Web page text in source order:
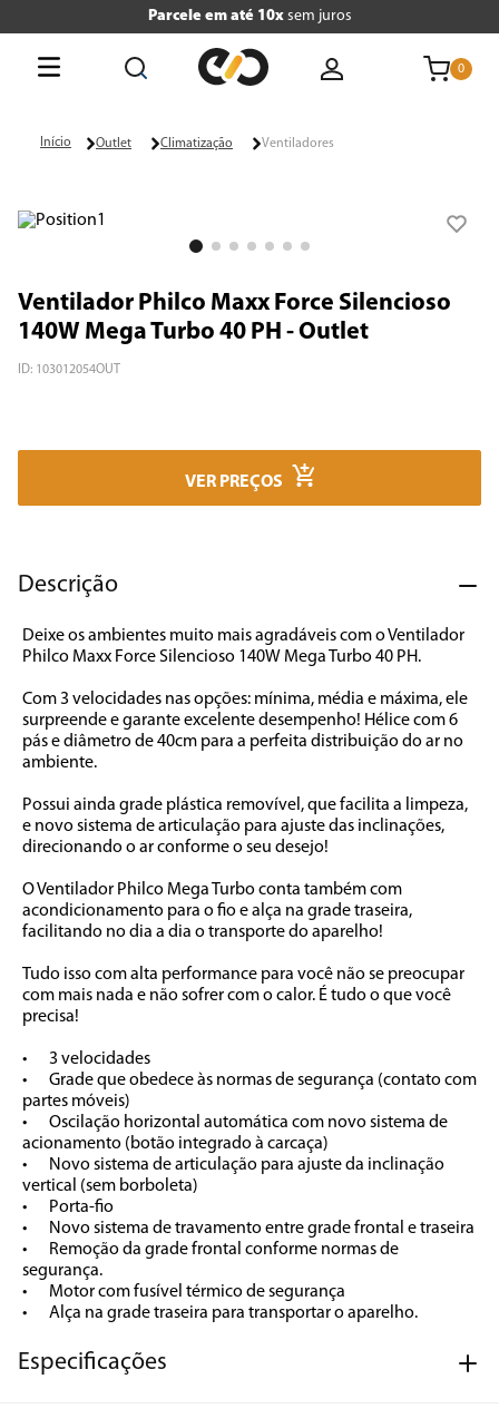
Parcele em até 10xsem juros
0
Outlet Climatização Ventiladores
Ventilador Philco Maxx Force Silencioso
140W Mega Turbo 40 PH - Outlet
ID: 103012054OUT
VER PREÇOS
Descrição
Deixe os ambientes muito mais agradáveis com o Ventilador
Philco Maxx Force Silencioso 140W Mega Turbo 40 PH.
Com 3 velocidades nas opções: mínima, média e máxima, ele
surpreende e garante excelente desempenho! Hélice com 6
pás e diâmetro de 40cm para a perfeita distribuição do ar no
ambiente.
Possui ainda grade plástica removível, que facilita a limpeza,
e novo sistema de articulação para ajuste das inclinações,
direcionando o ar conforme o seu desejo!
O Ventilador Philco Mega Turbo conta também com
acondicionamento para o fio e alça na grade traseira,
facilitando no dia a dia o transporte do aparelho!
Tudo isso com alta performance para você não se preocupar
com mais nada e não sofrer com o calor. É tudo o que você
precisa!
•	3 velocidades
•	Grade que obedece às normas de segurança (contato com
partes móveis)
•	Oscilação horizontal automática com novo sistema de
acionamento (botão integrado à carcaça)
•	Novo sistema de articulação para ajuste da inclinação
vertical (sem borboleta)
•	Porta-fio
•	Novo sistema de travamento entre grade frontal e traseira
•	Remoção da grade frontal conforme normas de
segurança.
•	Motor com fusível térmico de segurança
•	Alça na grade traseira para transportar o aparelho.
Especificações
3º air fryer
4º microondas
7º cafeteira
9º forno
10º ventilador